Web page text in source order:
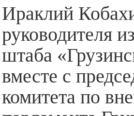
Ираклий
руководителя
штаба
вместе с
комитета по